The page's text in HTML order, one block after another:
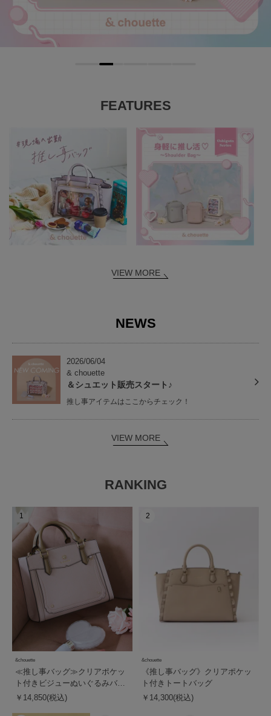
FEATURES
VIEW MORE
NEWS
2026/06/04
& chouette
＆シュエット販売スタート♪
推し事アイテムはここからチェック！
VIEW MORE
RANKING
1
&chouette
≪推し事バッグ≫クリアポケッ
ト付きビジューぬいぐるみバッ
グ
￥14,850(税込)
2
&chouette
《推し事バッグ》クリアポケッ
ト付きトートバッグ
￥14,300(税込)